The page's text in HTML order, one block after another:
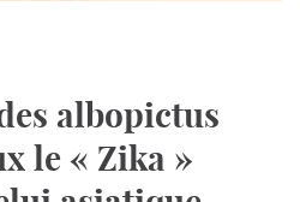
albopictus
le « Zika »